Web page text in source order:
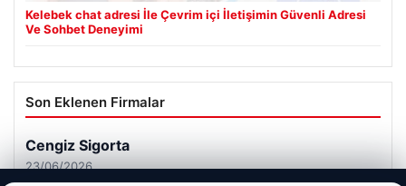
Kelebek chat adresi İle Çevrim içi İletişimin Güvenli Adresi
Ve Sohbet Deneyimi
Son Eklenen Firmalar
Cengiz Sigorta
23/06/2026